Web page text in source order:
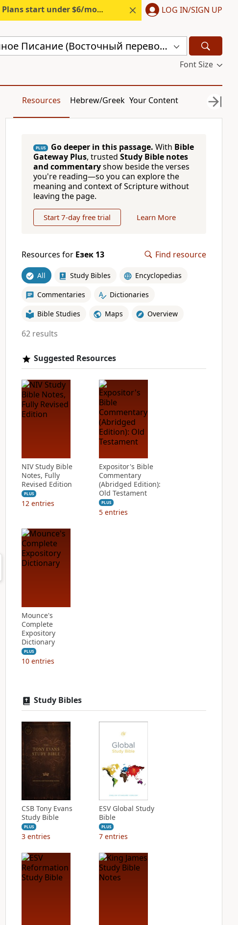
Plans start under $6/month. Start free. LOG IN/SIGN UP
Священное Писание (Восточный перевод), версия с «Аллахом» (CARSA)
Font Size
Resources Hebrew/Greek Your Content
PLUS Go deeper in this passage. With Bible
Gateway Plus, trusted Study Bible notes
and commentaryshow beside the verses
you're reading—so you can explore the
meaning and context of Scripture without
leaving the page.
Start 7-day free trial Learn More
Resources for Езек 13 Find resource
All Study Bibles Encyclopedias
Commentaries Dictionaries
Bible Studies Maps Overview
62 results
Suggested Resources
NIV Study Bible
Notes, Fully
Revised Edition
PLUS
12 entries
Expositor's Bible
Commentary
(Abridged Edition):
Old Testament
PLUS
5 entries
Mounce's
Complete
Expository
Dictionary
PLUS
10 entries
Study Bibles
CSB Tony Evans
Study Bible
PLUS
3 entries
ESV Global Study
Bible
PLUS
7 entries